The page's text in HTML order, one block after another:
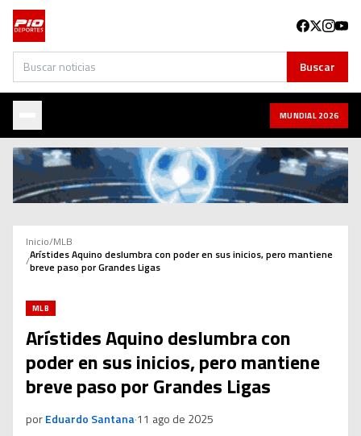
Buscar Buscar
MUNDIAL 2026
Inicio/MLB
/Arístides Aquino deslumbra con poder en sus inicios, pero mantiene
breve paso por Grandes Ligas
MLB
Arístides Aquino deslumbra con
poder en sus inicios, pero mantiene
breve paso por Grandes Ligas
porEduardo Santana·11 ago de 2025